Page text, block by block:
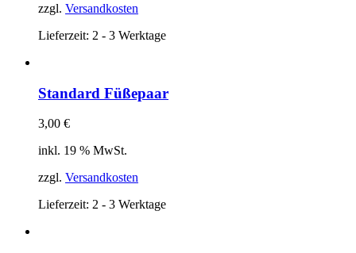
zzgl. Versandkosten
Lieferzeit: 2 - 3 Werktage
Standard Füßepaar
3,00 €
inkl. 19 % MwSt.
zzgl. Versandkosten
Lieferzeit: 2 - 3 Werktage